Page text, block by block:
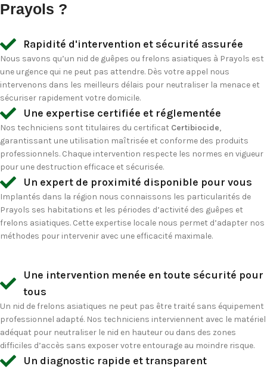
Prayols ?
Rapidité d'intervention et sécurité assurée
Nous savons qu’un nid de guêpes ou frelons asiatiques à Prayols est
une urgence qui ne peut pas attendre. Dès votre appel nous
intervenons dans les meilleurs délais pour neutraliser la menace et
sécuriser rapidement votre domicile.
Une expertise certifiée et réglementée
Nos techniciens sont titulaires du certificat Certibiocide,
garantissant une utilisation maîtrisée et conforme des produits
professionnels. Chaque intervention respecte les normes en vigueur
pour une destruction efficace et sécurisée.
Un expert de proximité disponible pour vous
Implantés dans la région nous connaissons les particularités de
Prayols ses habitations et les périodes d’activité des guêpes et
frelons asiatiques. Cette expertise locale nous permet d’adapter nos
méthodes pour intervenir avec une efficacité maximale.
Une intervention menée en toute sécurité pour
tous
Un nid de frelons asiatiques ne peut pas être traité sans équipement
professionnel adapté. Nos techniciens interviennent avec le matériel
adéquat pour neutraliser le nid en hauteur ou dans des zones
difficiles d’accès sans exposer votre entourage au moindre risque.
Un diagnostic rapide et transparent